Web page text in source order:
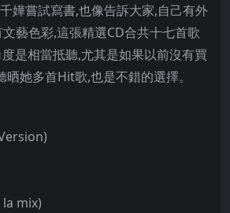
嬅嘗試寫書,也像告訴大家,自己有外
藝色彩,這張精選CD合共十七首歌
是相當抵聽,尤其是如果以前沒有買
晒她多首Hit歌,也是不錯的選擇。
la mix)